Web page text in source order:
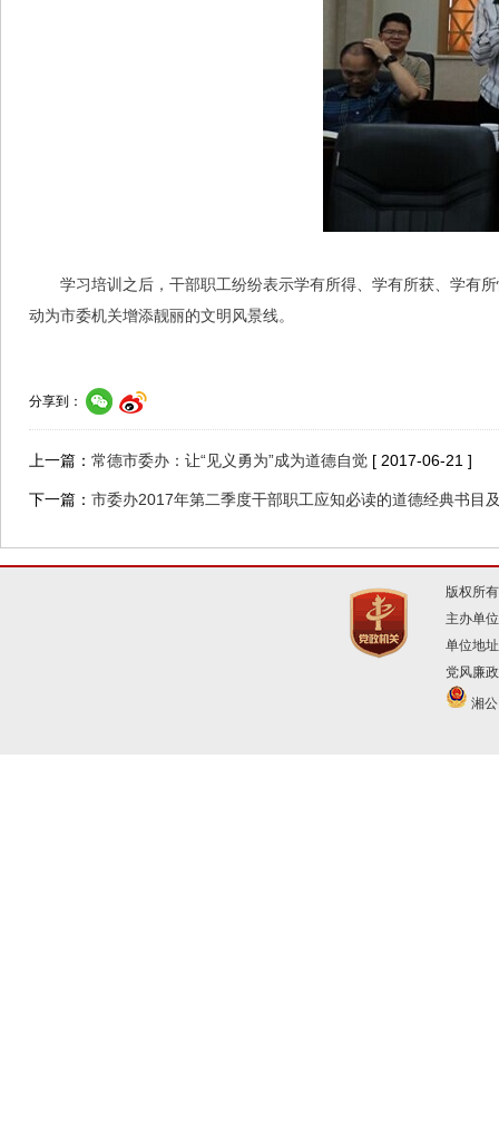
学习培训之后，干部职工纷纷表示学有所得、学有所获、学有
动为市委机关增添靓丽的文明风景线。
分享到：
上一篇： 常德市委办：让“见义勇为”成为道德自觉 [ 2017-06-21 ]
下一篇： 市委办2017年第二季度干部职工应知必读的道德经典书目
版权所
主办单
单位地
党风廉
湘